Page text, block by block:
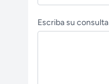
Escriba su consulta